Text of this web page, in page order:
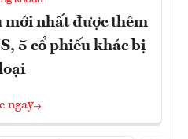
mới nhất được thêm
5 cổ phiếu khác bị
ngay